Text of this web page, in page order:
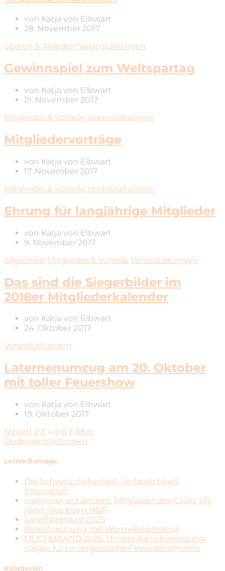
von Katja von Elbwart
28. November 2017
Sparen & Anlegen Veranstaltungen
Gewinnspiel zum Weltspartag
von Katja von Elbwart
21. November 2017
Mitglieder & Vorteile Veranstaltungen
Mitgliedervorträge
von Katja von Elbwart
17. November 2017
Mitglieder & Vorteile Veranstaltungen
Ehrung für langjährige Mitglieder
von Katja von Elbwart
9. November 2017
Allgemein Mitglieder & Vorteile Veranstaltungen
Das sind die Siegerbilder im
2018er Mitgliederkalender
von Katja von Elbwart
24. Oktober 2017
Veranstaltungen
Laternenumzug am 20. Oktober
mit toller Feuershow
von Katja von Elbwart
19. Oktober 2017
Neuer1 2 3 4 5 6 7 Älter
Cookieeinstellungen
Letzte Beiträge
Die Schweiz: Sicherheit, Verlässlichkeit,
Innovation
Hannover entdecken: Mitglieder des Clubs VR-
Aktiv Plus beim NDR
LandTageNord 2026
Rehkitzrettung mit Wärmebilddrohne
DEICHBRAND 2026: Unsere Kartenverlosung
sorgte für unvergessliche Festivalmomente
Kategorien